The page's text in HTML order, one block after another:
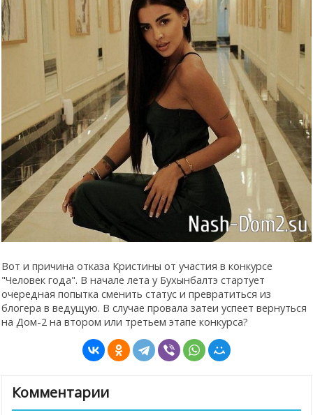
Вот и причина отказа Кристины от участия в конкурсе
"Человек года". В начале лета у Бухынбалтэ стартует
очередная попытка сменить статус и превратиться из
блогера в ведущую. В случае провала затеи успеет вернуться
на Дом-2 на втором или третьем этапе конкурса?
Комментарии